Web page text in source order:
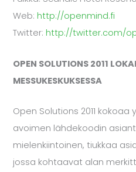
Web: http://openmind.fi
Twitter: http://twitter.com/
OPEN SOLUTIONS 2011
MESSUKESKUKSESSA
Open Solutions 2011
avoimen lähdekoodin
mielenkiintoinen, tiukkaa
jossa kohtaavat alan